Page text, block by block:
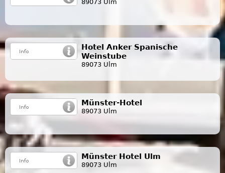
89073 Ulm
Hotel Anker Spanische
Weinstube
89073 Ulm
Münster-Hotel
89073 Ulm
Münster Hotel Ulm
89073 Ulm